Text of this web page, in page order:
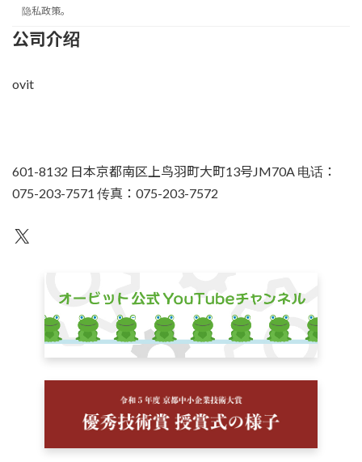
隐私政策。
公司介绍
ovit
601-8132 日本京都南区上鸟羽町大町13号JM70A 电话：
075-203-7571 传真：075-203-7572
不为人知